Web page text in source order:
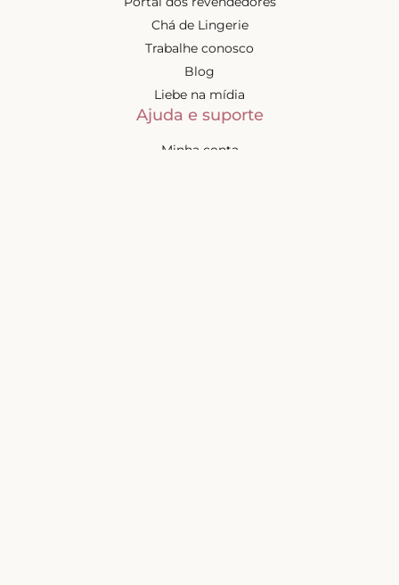
Chá de Lingerie
Trabalhe conosco
Blog
Liebe na mídia
Ajuda e suporte
Minha conta